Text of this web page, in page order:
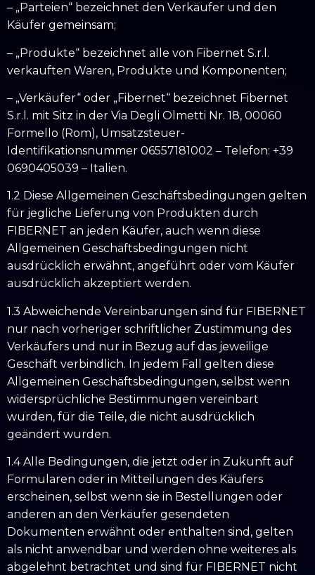
– „Parteien“ bezeichnet den Verkäufer und den
Käufer gemeinsam;
– „Produkte“ bezeichnet alle von Fibernet S.r.l.
verkauften Waren, Produkte und Komponenten;
– „Verkäufer“ oder „Fibernet“ bezeichnet Fibernet
S.r.l. mit Sitz in der Via Degli Olmetti Nr. 18, 00060
Formello (Rom), Umsatzsteuer-
Identifikationsnummer 06557181002 – Telefon: +39
0690405039 – Italien.
1.2 Diese Allgemeinen Geschäftsbedingungen gelten
für jegliche Lieferung von Produkten durch
FIBERNET an jeden Käufer, auch wenn diese
Allgemeinen Geschäftsbedingungen nicht
ausdrücklich erwähnt, angeführt oder vom Käufer
ausdrücklich akzeptiert werden.
1.3 Abweichende Vereinbarungen sind für FIBERNET
nur nach vorheriger schriftlicher Zustimmung des
Verkäufers und nur in Bezug auf das jeweilige
Geschäft verbindlich. In jedem Fall gelten diese
Allgemeinen Geschäftsbedingungen, selbst wenn
widersprüchliche Bestimmungen vereinbart
wurden, für die Teile, die nicht ausdrücklich
geändert wurden.
1.4 Alle Bedingungen, die jetzt oder in Zukunft auf
Formularen oder in Mitteilungen des Käufers
erscheinen, selbst wenn sie in Bestellungen oder
anderen an den Verkäufer gesendeten
Dokumenten erwähnt oder enthalten sind, gelten
als nicht anwendbar und werden ohne weiteres als
abgelehnt betrachtet und sind für FIBERNET nicht